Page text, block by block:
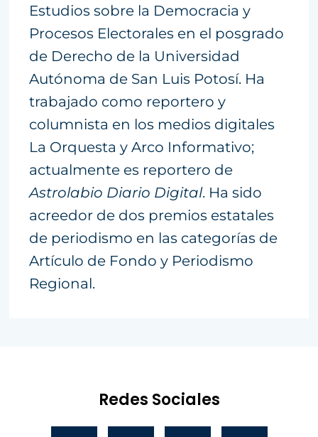
Estudios sobre la Democracia y
Procesos Electorales en el posgrado
de Derecho de la Universidad
Autónoma de San Luis Potosí. Ha
trabajado como reportero y
columnista en los medios digitales
La Orquesta y Arco Informativo;
actualmente es reportero de
Astrolabio Diario Digital. Ha sido
acreedor de dos premios estatales
de periodismo en las categorías de
Artículo de Fondo y Periodismo
Regional.
Redes Sociales